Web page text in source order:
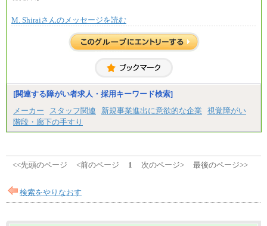
異なります
※試用期間中も給与に変更はございません。
※上記に加え、所定労働時間外に勤務をした場
※試用期間中も給与に変更はございません。
＜募集各社・全職種共通＞
月給21万円以上～
※試用期間中の給与に変更はありません。
ます。
M. Shiraiさんのメッセージを読む
[関連する障がい者求人・採用キーワード検索]
メーカー
スタッフ関連 新規事業進出に意欲的な企業
視覚障がい
階段・廊下の手すり
<<先頭のページ <前のページ 1 次のページ> 最後のページ>>
検索をやりなおす